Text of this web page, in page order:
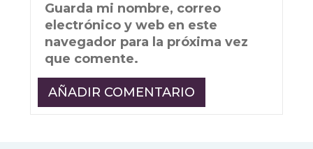
Guarda mi nombre, correo
electrónico y web en este
navegador para la próxima vez
que comente.